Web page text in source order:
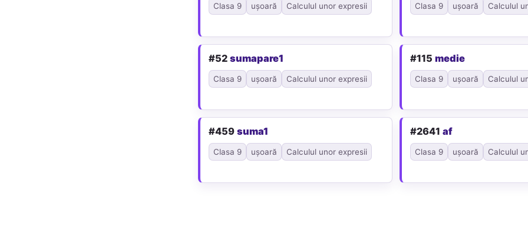
Clasa 9 ușoară Calculul unor expresii Clasa 9 ușoară Calculul
#52 sumapare1
Clasa 9 ușoară Calculul unor expresii
#115 medie
Clasa 9 ușoară Calculul
#459 suma1
Clasa 9 ușoară Calculul unor expresii
#2641 af
Clasa 9 ușoară Calculul